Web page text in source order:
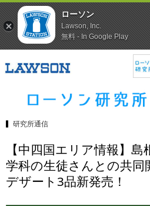
研究所通信
【中四国エリア情報】
学科の生徒さんとの共同
デザート3品新発売！
ローソン
Lawson, Inc.
無料 - In Google Play